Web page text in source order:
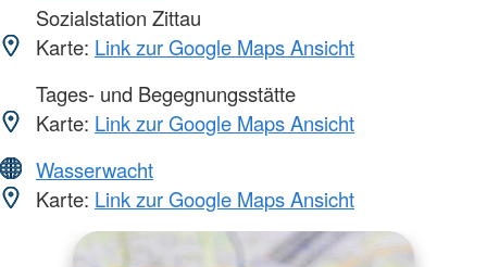
Sozialstation Zittau
Karte: Link zur Google Maps Ansicht
Tages- und Begegnungsstätte
Karte: Link zur Google Maps Ansicht
Wasserwacht
Karte: Link zur Google Maps Ansicht